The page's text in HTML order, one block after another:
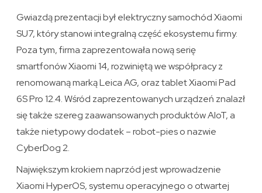
Gwiazdą prezentacji był elektryczny samochód Xiaomi
SU7, który stanowi integralną część ekosystemu firmy.
Poza tym, firma zaprezentowała nową serię
smartfonów Xiaomi 14, rozwiniętą we współpracy z
renomowaną marką Leica AG, oraz tablet Xiaomi Pad
6S Pro 12.4. Wśród zaprezentowanych urządzeń znalazł
się także szereg zaawansowanych produktów AIoT, a
także nietypowy dodatek – robot-pies o nazwie
CyberDog 2.
Największym krokiem naprzód jest wprowadzenie
Xiaomi HyperOS, systemu operacyjnego o otwartej